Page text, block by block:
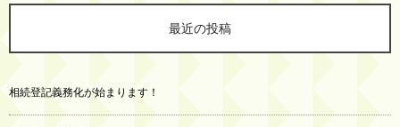
最近の投稿
相続登記義務化が始まります！